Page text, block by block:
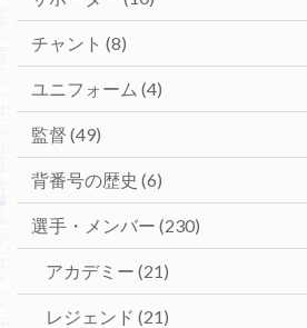
チャント (8)
ユニフォーム (4)
監督 (49)
背番号の歴史 (6)
選手・メンバー (230)
アカデミー (21)
レジェンド (21)